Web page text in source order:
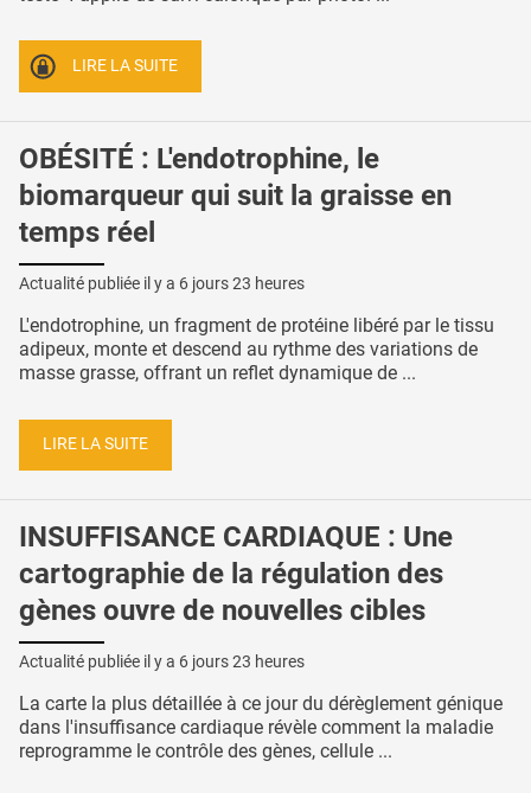
LIRE LA SUITE
OBÉSITÉ : L'endotrophine, le
biomarqueur qui suit la graisse en
temps réel
Actualité publiée il y a 6 jours 23 heures
L'endotrophine, un fragment de protéine libéré par le tissu
adipeux, monte et descend au rythme des variations de
masse grasse, offrant un reflet dynamique de ...
LIRE LA SUITE
INSUFFISANCE CARDIAQUE : Une
cartographie de la régulation des
gènes ouvre de nouvelles cibles
Actualité publiée il y a 6 jours 23 heures
La carte la plus détaillée à ce jour du dérèglement génique
dans l'insuffisance cardiaque révèle comment la maladie
reprogramme le contrôle des gènes, cellule ...